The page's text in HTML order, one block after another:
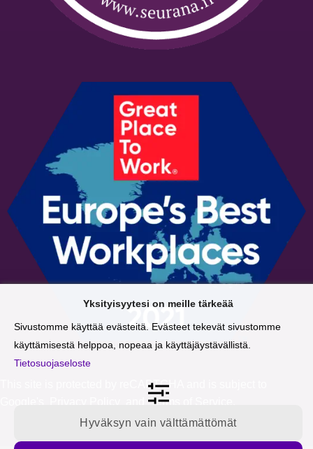
This site is protected by reCAPTCHA and is subject to
andTerms of Service
Yksityisyytesi on meille tärkeää
Sivustomme käyttää evästeitä. Evästeet tekevät sivustomme
käyttämisestä helppoa, nopeaa ja käyttäjäystävällistä.
Tietosuojaseloste
Hyväksyn vain välttämättömät